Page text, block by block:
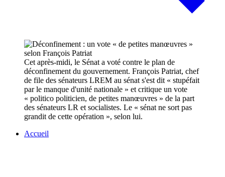
Cet après-midi, le Sénat a voté contre le plan de
déconfinement du gouvernement. François Patriat, chef
de file des sénateurs LREM au sénat s'est dit « stupéfait
par le manque d'unité nationale » et critique un vote
« politico politicien, de petites manœuvres » de la part
des sénateurs LR et socialistes. Le « sénat ne sort pas
grandit de cette opération », selon lui.
Accueil